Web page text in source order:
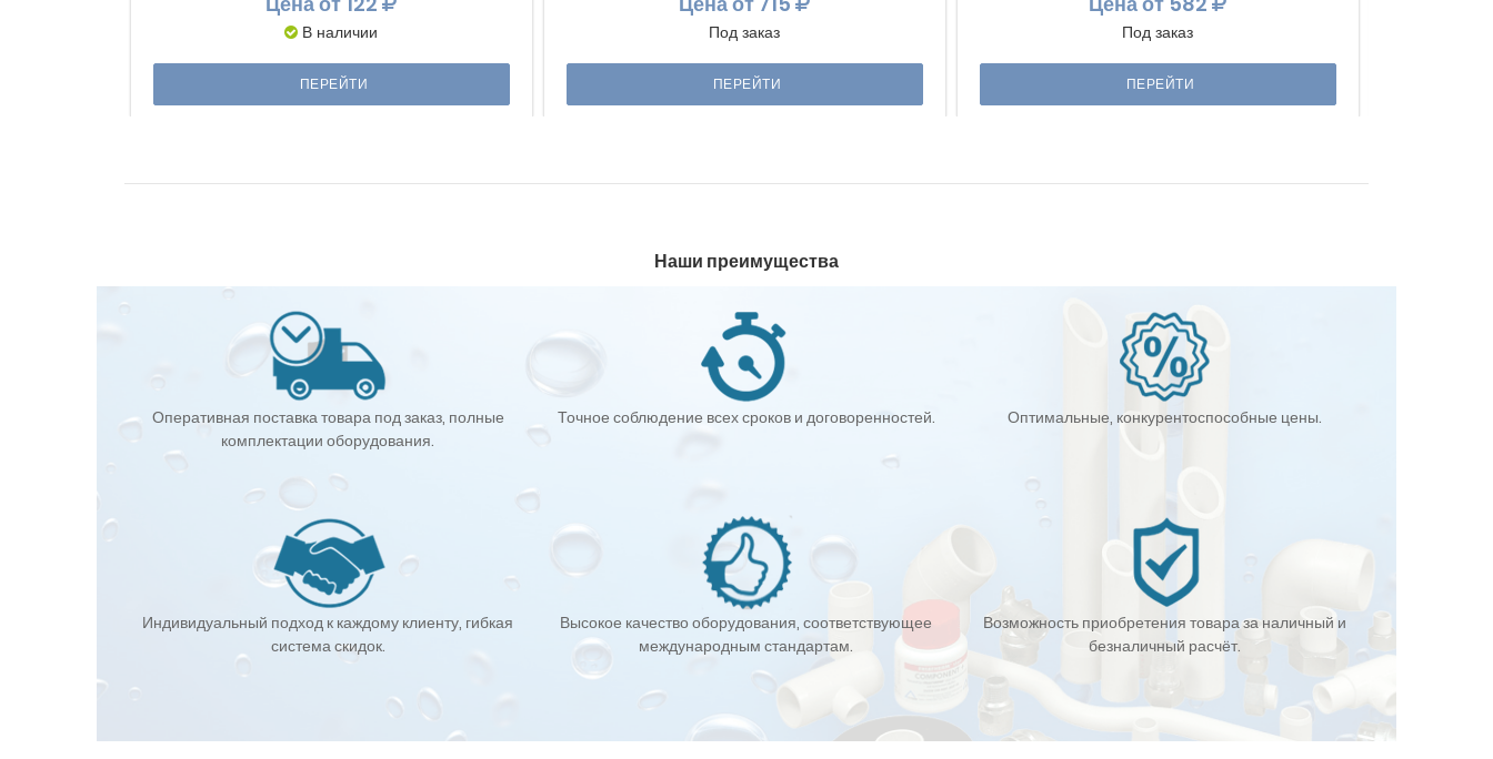
В наличии
ПЕРЕЙТИ
Под заказ
ПЕРЕЙТИ
Под заказ
ПЕРЕЙТИ
Наши преимущества
Оперативная поставка товара под заказ, полные
комплектации оборудования.
Точное соблюдение всех сроков и договоренностей. Оптимальные, конкурентоспособные цены.
Индивидуальный подход к каждому клиенту, гибкая
система скидок.
Высокое качество оборудования, соответствующее
международным стандартам.
Возможность приобретения товара за наличный и
безналичный расчёт.